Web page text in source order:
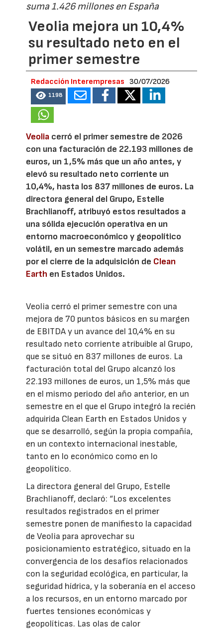
suma 1.426 millones en España
Veolia mejora un 10,4%
su resultado neto en el
primer semestre
Redacción Interempresas 30/07/2026
1198
Veolia cerró el primer semestre de 2026
con una facturación de 22.193 millones de
euros, un 1,5% más que un año antes, y
elevó su resultado neto corriente un
10,4%, hasta los 837 millones de euros. La
directora general del Grupo, Estelle
Brachlianoff, atribuyó estos resultados a
una sólida ejecución operativa en un
entorno macroeconómico y geopolítico
volátil, en un semestre marcado además
por el cierre de la adquisición de Clean
Earth en Estados Unidos.
Veolia cerró el primer semestre con una
mejora de 70 puntos básicos en su margen
de EBITDA y un avance del 10,4% en su
resultado neto corriente atribuible al Grupo,
que se situó en 837 millones de euros. La
facturación total del Grupo alcanzó los
22.193 millones de euros, un 1,5% más que
en el mismo periodo del año anterior, en un
semestre en el que el Grupo integró la recién
adquirida Clean Earth en Estados Unidos y
que se desarrolló, según la propia compañía,
en un contexto internacional inestable,
tanto en lo económico como en lo
geopolítico.
La directora general del Grupo, Estelle
Brachlianoff, declaró: “Los excelentes
resultados registrados en el primer
semestre ponen de manifiesto la capacidad
de Veolia para aprovechar su
posicionamiento estratégico, situado en la
convergencia de los desafíos relacionados
con la seguridad ecológica, en particular, la
seguridad hídrica, y la soberanía en el acceso
a los recursos, en un entorno marcado por
fuertes tensiones económicas y
geopolíticas. Las olas de calor